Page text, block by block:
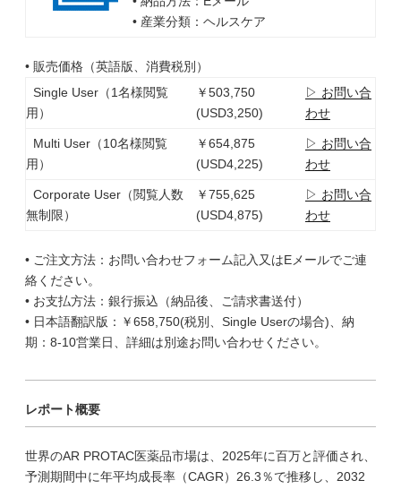
• 産業分類：ヘルスケア
• 販売価格（英語版、消費税別）
Single User（1名様閲覧
用）
￥503,750
(USD3,250)
▷ お問い合
わせ
Multi User（10名様閲覧
用）
￥654,875
(USD4,225)
▷ お問い合
わせ
Corporate User（閲覧人数
無制限）
￥755,625
(USD4,875)
▷ お問い合
わせ
• ご注文方法：お問い合わせフォーム記入又はEメールでご連
絡ください。
• お支払方法：銀行振込（納品後、ご請求書送付）
• 日本語翻訳版：￥658,750(税別、Single Userの場合)、納
期：8-10営業日、詳細は別途お問い合わせください。
レポート概要
世界のAR PROTAC医薬品市場は、2025年に百万と評価され、
予測期間中に年平均成長率（CAGR）26.3％で推移し、2032